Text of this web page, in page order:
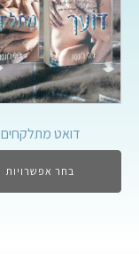
דואט מתלקחים
בחר אפשרויות